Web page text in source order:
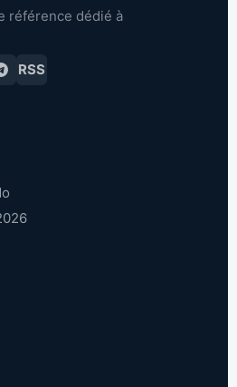
référence dédié à
RSS